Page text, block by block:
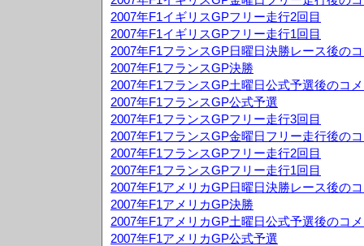
2007年F1イギリスGPフリー走行2回目
2007年F1イギリスGPフリー走行1回目
2007年F1フランスGP日曜日決勝レース後の
2007年F1フランスGP決勝
2007年F1フランスGP土曜日公式予選後のコ
2007年F1フランスGP公式予選
2007年F1フランスGPフリー走行3回目
2007年F1フランスGP金曜日フリー走行後の
2007年F1フランスGPフリー走行2回目
2007年F1フランスGPフリー走行1回目
2007年F1アメリカGP日曜日決勝レース後の
2007年F1アメリカGP決勝
2007年F1アメリカGP土曜日公式予選後のコ
2007年F1アメリカGP公式予選